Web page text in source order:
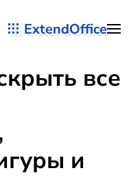
ExtendOffice
все
и